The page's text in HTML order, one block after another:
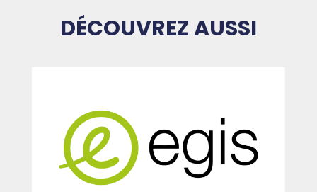
DÉCOUVREZ AUSSI